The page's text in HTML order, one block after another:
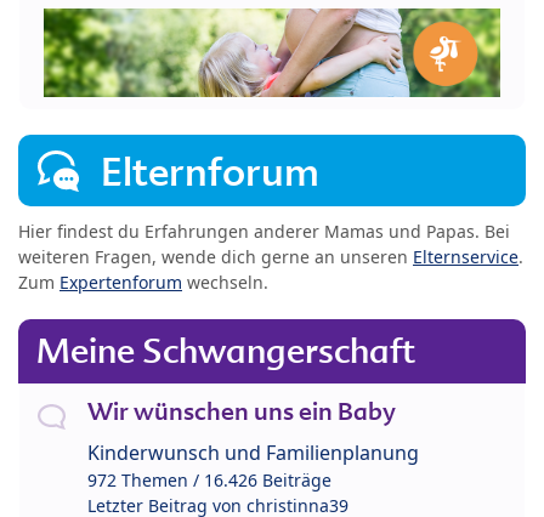
Elternforum
Hier findest du Erfahrungen anderer Mamas und Papas. Bei
weiteren Fragen, wende dich gerne an unseren Elternservice.
Zum Expertenforum wechseln.
Meine Schwangerschaft
Wir wünschen uns ein Baby
Kinderwunsch und Familienplanung
972 Themen / 16.426 Beiträge
Letzter Beitrag von christinna39